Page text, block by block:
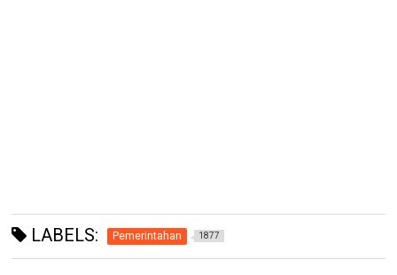
LABELS: Pemerintahan 1877